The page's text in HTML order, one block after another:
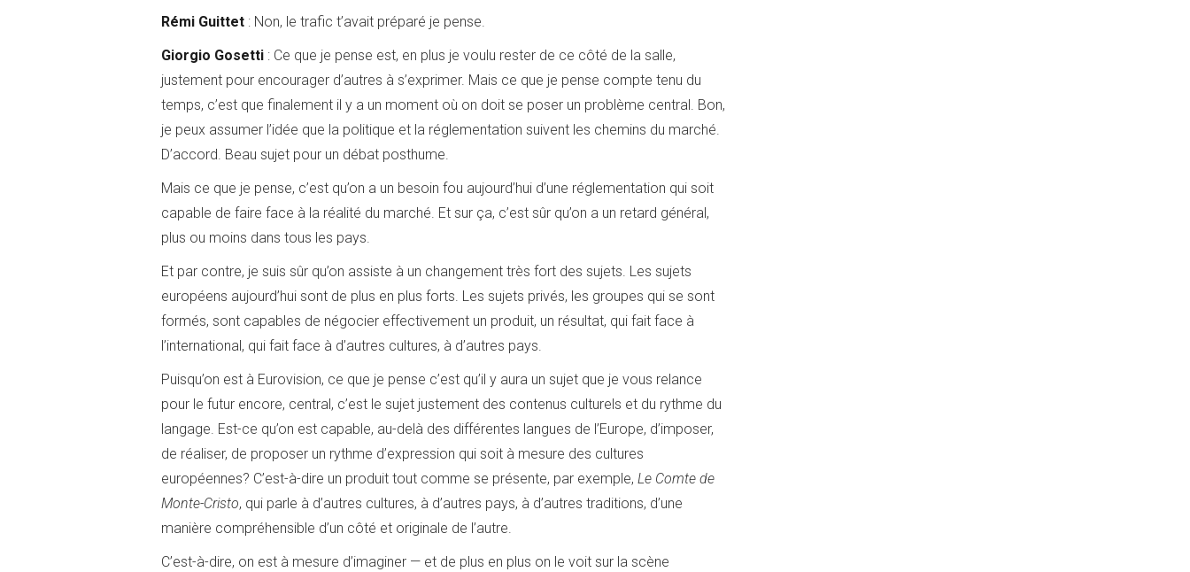
Rémi Guittet : Non, le trafic t’avait préparé je pense.
Giorgio Gosetti : Ce que je pense est, en plus je voulu rester de ce côté de la salle,
justement pour encourager d’autres à s’exprimer. Mais ce que je pense compte tenu du
temps, c’est que finalement il y a un moment où on doit se poser un problème central. Bon,
je peux assumer l’idée que la politique et la réglementation suivent les chemins du marché.
D’accord. Beau sujet pour un débat posthume.
Mais ce que je pense, c’est qu’on a un besoin fou aujourd’hui d’une réglementation qui soit
capable de faire face à la réalité du marché. Et sur ça, c’est sûr qu’on a un retard général,
plus ou moins dans tous les pays.
Et par contre, je suis sûr qu’on assiste à un changement très fort des sujets. Les sujets
européens aujourd’hui sont de plus en plus forts. Les sujets privés, les groupes qui se sont
formés, sont capables de négocier effectivement un produit, un résultat, qui fait face à
l’international, qui fait face à d’autres cultures, à d’autres pays.
Puisqu’on est à Eurovision, ce que je pense c’est qu’il y aura un sujet que je vous relance
pour le futur encore, central, c’est le sujet justement des contenus culturels et du rythme du
langage. Est-ce qu’on est capable, au-delà des différentes langues de l’Europe, d’imposer,
de réaliser, de proposer un rythme d’expression qui soit à mesure des cultures
européennes? C’est-à-dire un produit tout comme se présente, par exemple, Le Comte de
Monte-Cristo, qui parle à d’autres cultures, à d’autres pays, à d’autres traditions, d’une
manière compréhensible d’un côté et originale de l’autre.
C’est-à-dire, on est à mesure d’imaginer — et de plus en plus on le voit sur la scène